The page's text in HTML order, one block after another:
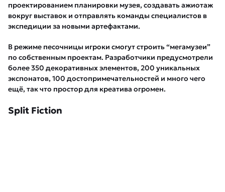
проектированием планировки музея, создавать ажиотаж
вокруг выставок и отправлять команды специалистов в
экспедиции за новыми артефактами.
В режиме песочницы игроки смогут строить “мегамузеи”
по собственным проектам. Разработчики предусмотрели
более 350 декоративных элементов, 200 уникальных
экспонатов, 100 достопримечательностей и много чего
ещё, так что простор для креатива огромен.
Split Fiction